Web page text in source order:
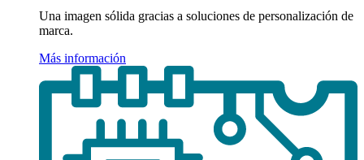
Una imagen sólida gracias a soluciones de personalización de
marca.
Más información